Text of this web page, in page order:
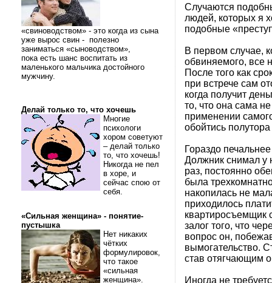
«свиноводством» - это когда из сына
уже вырос свин - полезно
заниматься «сыноводством»,
пока есть шанс воспитать из
маленького мальчика достойного
мужчину.
Делай только то, что хочешь
Многие
психологи
хором советуют
– делай только
то, что хочешь!
Никогда не пел
в хоре, и
сейчас спою от
себя.
«Сильная женщина» - понятие-
пустышка
Нет никаких
чётких
формулировок,
что такое
«сильная
женщина».
Случаются
людей, которых я
подобные
В первом случае,
обвиняемого, все
После того как
при встрече сам
когда получит
то, что она сама
применении
обойтись
Гораздо
Должник снимал у
раз, постоянно
была
накопилась не
приходилось
квартиросъемщик
залог того, что
вопрос он,
вымогательство.
став отягчающим
Иногда не